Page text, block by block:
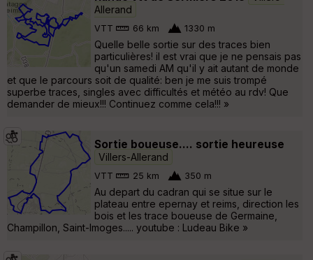
Allerand
VTT 66 km 1330 m
Quelle belle sortie sur des traces bien
particulières! il est vrai que je ne pensais pas
qu'un samedi AM qu'il y ait autant de monde
et que le parcours soit de qualité: ben je me suis trompé
superbe traces, singles avec difficultés et météo au rdv! Que
demander de mieux!!! Continuez comme cela!!! »
Sortie boueuse.... sortie heureuse
Villers-Allerand
VTT 25 km 350 m
Au depart du cadran qui se situe sur le
plateau entre epernay et reims, direction les
bois et les trace boueuse de Germaine,
Champillon, Saint-Imoges..... youtube : Ludeau Bike »